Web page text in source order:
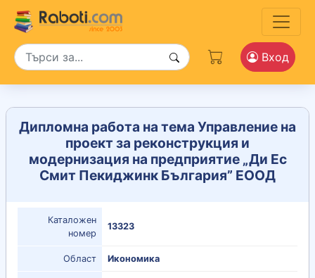
Вход
Дипломна работа на тема Управление на
проект за реконструкция и
модернизация на предприятие „Ди Ес
Смит Пекиджинк България” ЕООД
Каталожен
номер
13323
Област Икономика